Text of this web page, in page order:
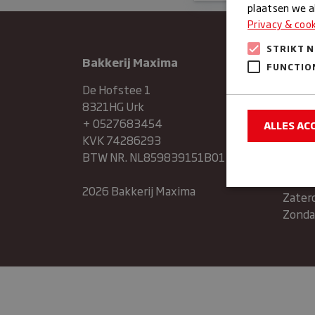
Bakkerij Maxima
De Hofstee 1
8321HG Urk
+ 0527683454
KVK 74286293
BTW NR. NL859839151B01
2026 Bakkerij Maxima
plaatsen we
Privacy &
STRIKT
ALLES